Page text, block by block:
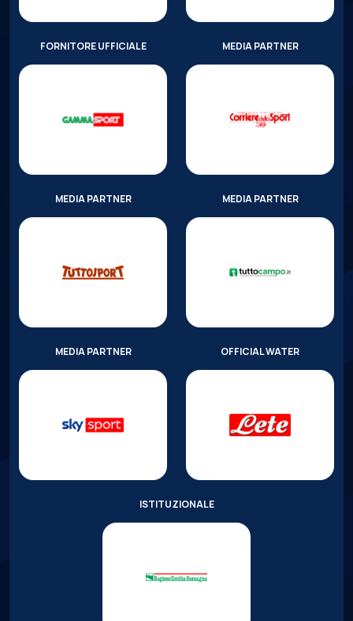
FORNITORE UFFICIALE MEDIA PARTNER
MEDIA PARTNER MEDIA PARTNER
MEDIA PARTNER OFFICIAL WATER
ISTITUZIONALE